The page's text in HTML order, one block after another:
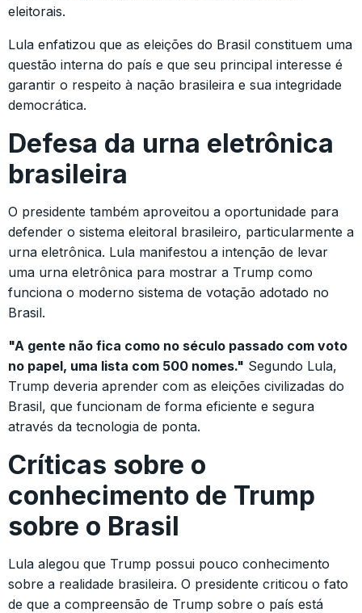
eleitorais.
Lula enfatizou que as eleições do Brasil constituem uma
questão interna do país e que seu principal interesse é
garantir o respeito à nação brasileira e sua integridade
democrática.
Defesa da urna eletrônica
brasileira
O presidente também aproveitou a oportunidade para
defender o sistema eleitoral brasileiro, particularmente a
urna eletrônica. Lula manifestou a intenção de levar
uma urna eletrônica para mostrar a Trump como
funciona o moderno sistema de votação adotado no
Brasil.
"A gente não fica como no século passado com voto
no papel, uma lista com 500 nomes." Segundo Lula,
Trump deveria aprender com as eleições civilizadas do
Brasil, que funcionam de forma eficiente e segura
através da tecnologia de ponta.
Críticas sobre o
conhecimento de Trump
sobre o Brasil
Lula alegou que Trump possui pouco conhecimento
sobre a realidade brasileira. O presidente criticou o fato
de que a compreensão de Trump sobre o país está